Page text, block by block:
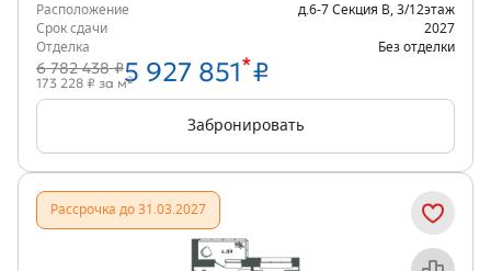
Расположение
д.6-7 Секция В 3/12этаж
Срок сдачи
2027
Отделка
Без отделки
6 782 438 ₽5 927 851*₽
173 228 ₽ за м2
Забронировать
Рассрочка до 31.03.2027